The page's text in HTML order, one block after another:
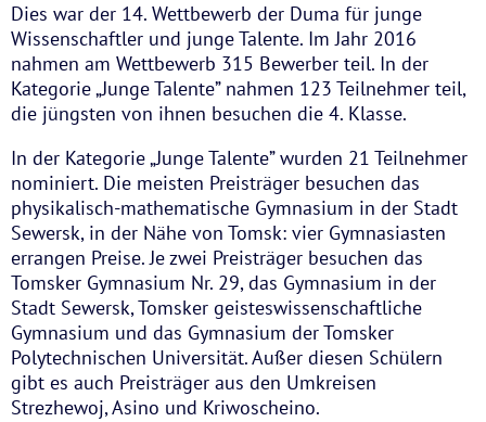
Dies war der 14. Wettbewerb der Duma für junge
Wissenschaftler und junge Talente. Im Jahr 2016
nahmen am Wettbewerb 315 Bewerber teil. In der
Kategorie „Junge Talente” nahmen 123 Teilnehmer teil,
die jüngsten von ihnen besuchen die 4. Klasse.
In der Kategorie „Junge Talente” wurden 21 Teilnehmer
nominiert. Die meisten Preisträger besuchen das
physikalisch-mathematische Gymnasium in der Stadt
Sewersk, in der Nähe von Tomsk: vier Gymnasiasten
errangen Preise. Je zwei Preisträger besuchen das
Tomsker Gymnasium Nr. 29, das Gymnasium in der
Stadt Sewersk, Tomsker geisteswissenschaftliche
Gymnasium und das Gymnasium der Tomsker
Polytechnischen Universität. Außer diesen Schülern
gibt es auch Preisträger aus den Umkreisen
Strezhewoj, Asino und Kriwoscheino.